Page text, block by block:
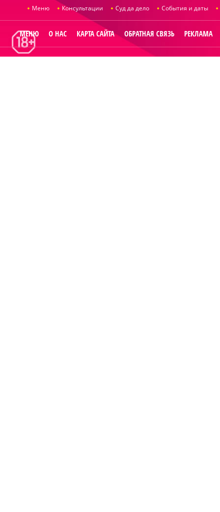
Меню Консультации Суд да дело События и даты
МЕНЮ О НАС КАРТА САЙТА ОБРАТНАЯ СВЯЗЬ РЕКЛАМА